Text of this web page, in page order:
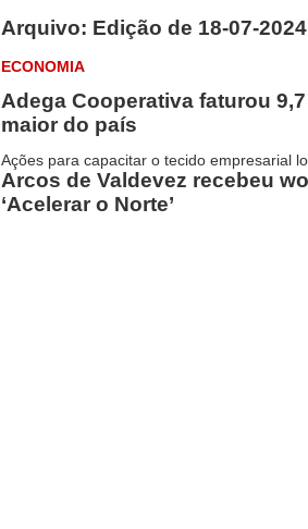
Arquivo: Edição de 18-07-2024
ECONOMIA
Adega Cooperativa faturou
maior do país
Ações para capacitar o tecido empresarial
Arcos de Valdevez recebeu
‘Acelerar o Norte’